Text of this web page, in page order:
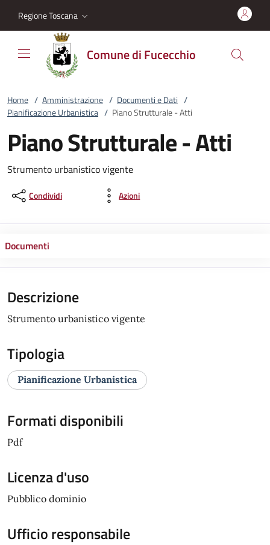
Regione Toscana
Comune di Fucecchio
Home / Amministrazione / Documenti e Dati /
Pianificazione Urbanistica / Piano Strutturale - Atti
Piano Strutturale - Atti
Strumento urbanistico vigente
Condividi Azioni
Documenti
Descrizione
Strumento urbanistico vigente
Tipologia
Pianificazione Urbanistica
Formati disponibili
Pdf
Licenza d'uso
Pubblico dominio
Ufficio responsabile